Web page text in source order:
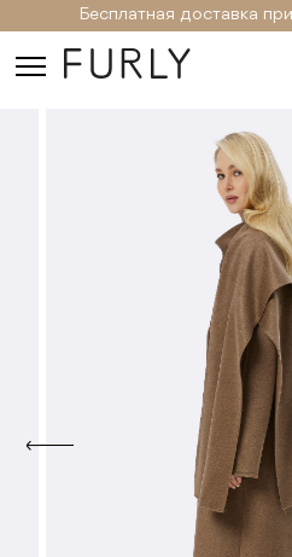
Бесплатная доставка